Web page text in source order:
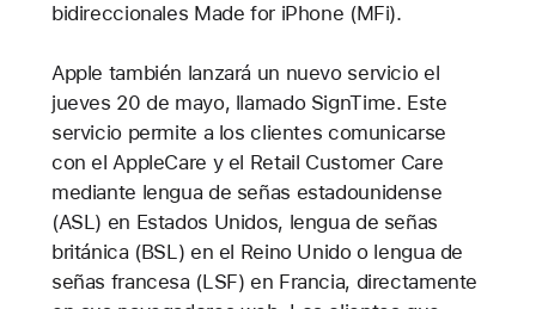
bidireccionales Made for iPhone (MFi).
Apple también lanzará un nuevo servicio el
jueves 20 de mayo, llamado SignTime. Este
servicio permite a los clientes comunicarse
con el AppleCare y el Retail Customer Care
mediante lengua de señas estadounidense
(ASL) en Estados Unidos, lengua de señas
británica (BSL) en el Reino Unido o lengua de
señas francesa (LSF) en Francia, directamente